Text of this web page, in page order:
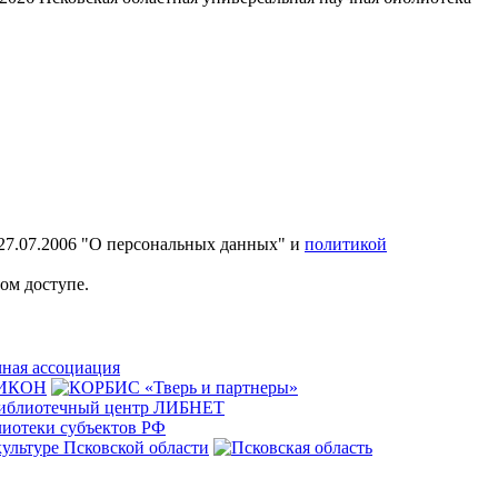
"О персональных данных" и политикой
доступе.